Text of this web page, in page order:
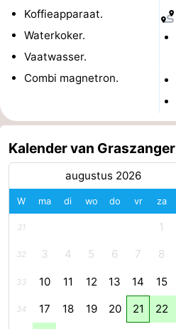
Zwembaden
-
Fietsen
Paardrijden
-
Golfbanen
-
Surfen
Eten
en
drinken
Haaientanden
Zeehonden
Evenementen
Praktisch
Koffieapparaat.
Waterkoker.
Vaatwasser.
Combi magnetron.
Kalender van Graszanger
augustus 2026
W ma di wo do vr za
31 1
32 3 4 5 6 7 8
33 10 11 12 13 14 15
34 17 18 19 20 21 22